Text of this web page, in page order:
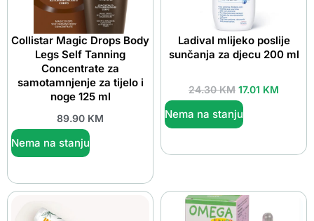
Collistar Magic Drops Body
Legs Self Tanning
Concentrate za
samotamnjenje za tijelo i
noge 125 ml
89.90 KM
Nema na stanju
Ladival mlijeko poslije
sunčanja za djecu 200 ml
24.30KM 17.01 KM
Nema na stanju